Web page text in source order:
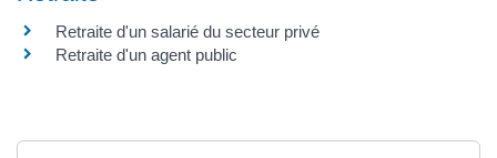
Retraite d'un salarié du secteur privé
Retraite d'un agent public